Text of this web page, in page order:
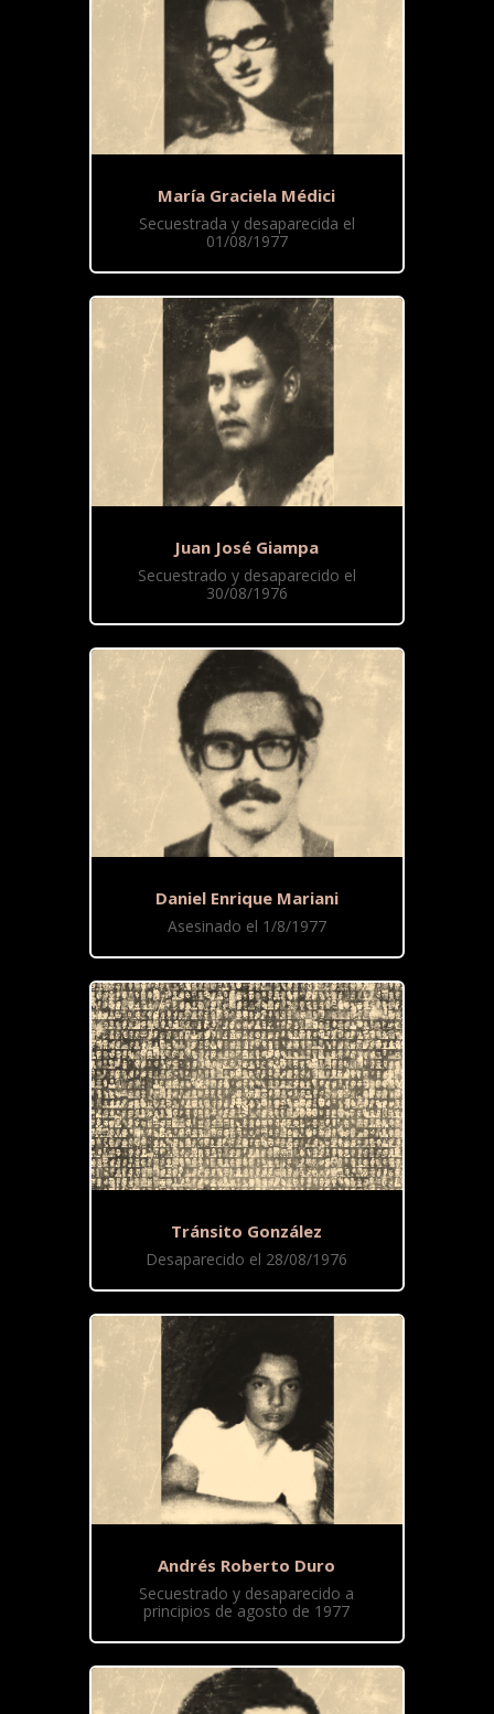
María Graciela Médici
Secuestrada y desaparecida el
01/08/1977
Juan José Giampa
Secuestrado y desaparecido el
30/08/1976
Daniel Enrique Mariani
Asesinado el 1/8/1977
Tránsito González
Desaparecido el 28/08/1976
Andrés Roberto Duro
Secuestrado y desaparecido a
principios de agosto de 1977